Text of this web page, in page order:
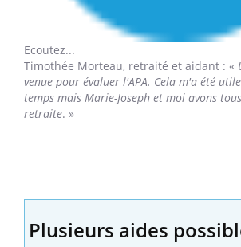
Ecoutez...
Timothée Morteau, retraité et aidant : «
venue pour évaluer l'APA. Cela m'a été
temps mais Marie-Joseph et moi avons
retraite. »
Plusieurs aides